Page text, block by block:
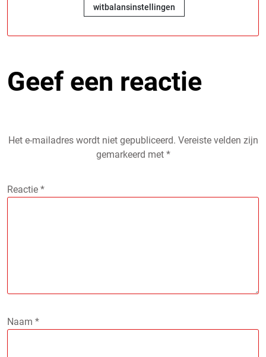
witbalansinstellingen
Geef een reactie
Het e-mailadres wordt niet gepubliceerd. Vereiste velden zijn
gemarkeerd met *
Reactie *
Naam *